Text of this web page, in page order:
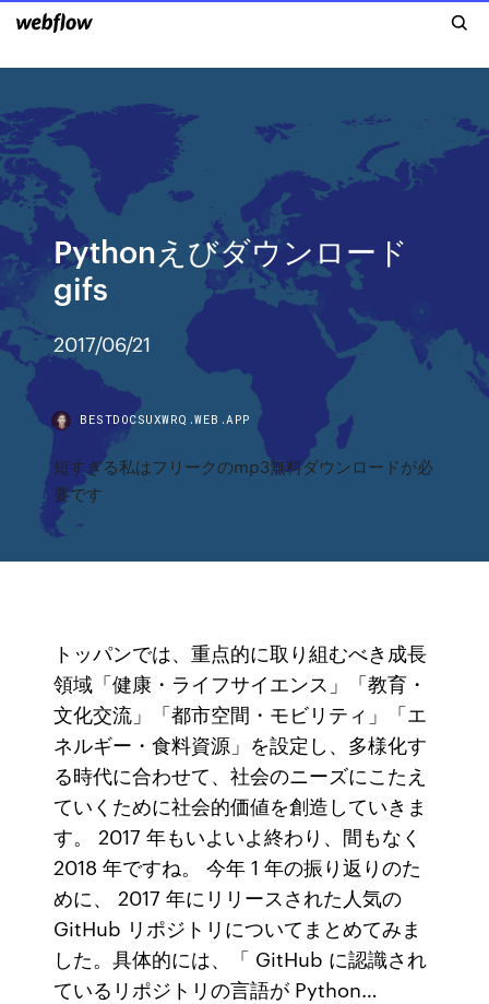
Pythonえびダウンロード
gifs
2017/06/21
BESTDOCSUXWRQ.WEB.APP
短すぎる私はフリークのmp3無料ダウンロードが必
要です
トッパンでは、重点的に取り組むべき成長
領域「健康・ライフサイエンス」「教育・
文化交流」「都市空間・モビリティ」「エ
ネルギー・食料資源」を設定し、多様化す
る時代に合わせて、社会のニーズにこたえ
ていくために社会的価値を創造していきま
す。 2017 年もいよいよ終わり、間もなく
2018 年ですね。 今年 1 年の振り返りのた
めに、 2017 年にリリースされた人気の
GitHub リポジトリについてまとめてみま
した。具体的には、「 GitHub に認識され
ているリポジトリの言語が Python…